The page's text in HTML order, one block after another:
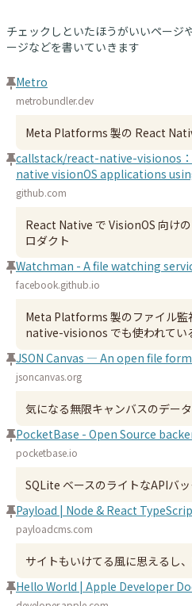
チェックしといたほうがいいページ
ージなどを書いていきます
Metro
metrobundler.dev
Meta Platforms 製の React
callstack/react-native-visionos
native visionOS applications
github.com
React Native で VisionOS 向け
ロダクト
Watchman - A file watching
facebook.github.io
Meta Platforms 製のファイル
native-visionos でも使われてい
JSON Canvas — An open file
jsoncanvas.org
気になる無限キャンバスのデー
PocketBase - Open Source
pocketbase.io
SQLite ベースのライトなAPIバ
Payload | Node & React
payloadcms.com
サイトもいけてる風に思えるし
Hello World | Apple Developer